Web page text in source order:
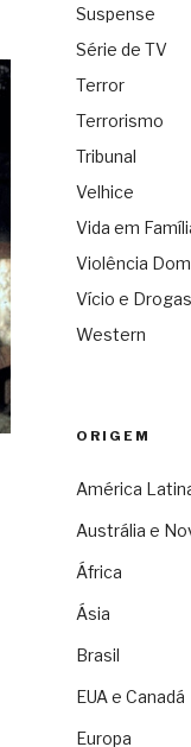
Suspense
Série de TV
Terror
Terrorismo
Tribunal
Velhice
Vida em
Violência
Vício e Drogas
Western
ORIGEM
América
Austrália e
África
Ásia
Brasil
EUA e Canadá
Europa